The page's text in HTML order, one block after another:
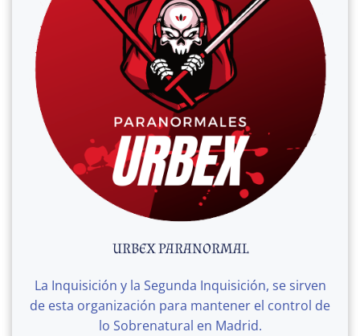
URBEX PARANORMAL
La Inquisición y la Segunda Inquisición, se sirven
de esta organización para mantener el control de
lo Sobrenatural en Madrid.